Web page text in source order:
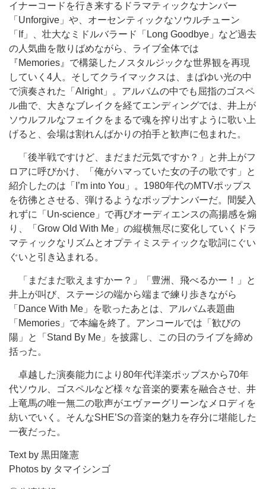
イナーコードを行き来するドラマティックなナンバー
「Unforgive」や、オーセンティックなソウルチューン
「If」、壮大なミドルバラード「Long Goodbye」など過去
の人気曲を散りばめながら、ライブ全体では
『Memories』で構築したノスタルジックな世界観を再現
していく4人。そしてクライマックスは、まばゆい光の中
で演奏された「Alright」。アルバムの中でも屈指のゴスペ
ル曲で、大きなブレイクを経てエンディングでは、井上が
ソウルフルなフェイクをまるで魂を搾り出すように歌い上
げると、会場は割れんばかりの拍手と歓声に包まれた。
「後半戦ですけど、まだまだ元気ですか？」と井上がフ
ロアに呼びかけ、「俺がハマっていた女の子の歌です」と
紹介したのは「I’m into You」。1980年代のMTVポップス
を彷彿とさせる、弾けるようなポップナンバーだ。間髪入
れずに「Un-science」で再びオーディエンスの高揚感を煽
り、「Grow Old With Me」の縦横無尽に変化していくドラ
マティックなリズムとオプティミスティックな歌詞にぐい
ぐいと引き込まれる。
「まだまだ歌えますかー？」「豊洲、飛べるかー！」と
井上が叫び、ステージの端から端まで練り歩きながら
「Dance With Me」を歌ったあとは、アルバム表題曲
「Memories」で本編を終了。アンコールでは「歓びの
陽」と「Stand By Me」を披露し、この日のライブを締め
括った。
卓越した演奏能力により80年代洋楽ポップスから70年
代ソウル、ゴスペルなど様々な音楽的要素を融合させ、井
上竜馬の唯一無二の歌声がエヴァーグリーンなメロディを
紡いでいく。そんなSHE’Sの音楽的魅力を存分に堪能した
一夜だった。
Text by 黒田隆憲
Photos by タマイシンゴ